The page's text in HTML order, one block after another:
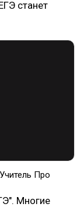
станет
Про
Многие